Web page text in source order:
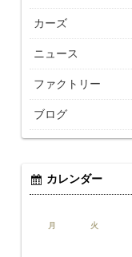
カーズ
ニュース
ファクトリー
ブログ
カレンダー
月 火